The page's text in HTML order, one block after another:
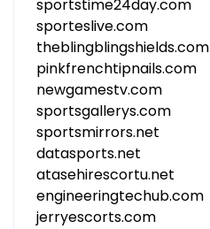
sportstime24day.com
sporteslive.com
theblingblingshields.com
pinkfrenchtipnails.com
newgamestv.com
sportsgallerys.com
sportsmirrors.net
datasports.net
atasehirescortu.net
engineeringtechub.com
jerryescorts.com